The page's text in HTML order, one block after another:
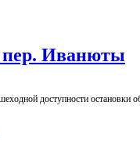
Иванюты
доступности остановки